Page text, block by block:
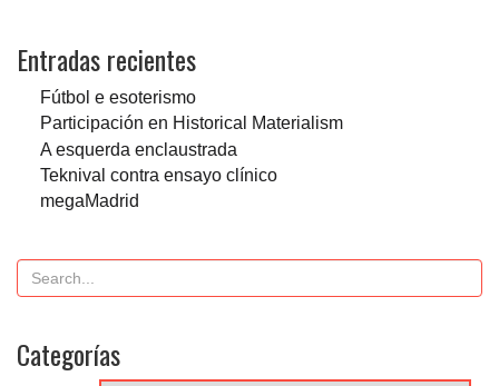
Entradas recientes
Fútbol e esoterismo
Participación en Historical Materialism
A esquerda enclaustrada
Teknival contra ensayo clínico
megaMadrid
Categorías